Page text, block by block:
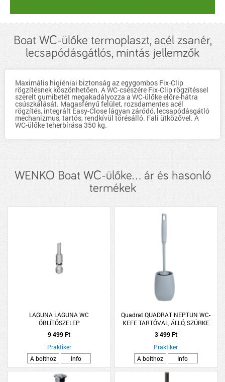
Boat WC-ülőke termoplaszt, acél zsanér,
lecsapódásgátlós, mintás jellemzők
Maximális higiéniai biztonság az egygombos Fix-Clip
rögzítésnek köszönhetően. A WC-csészére Fix-Clip rögzítéssel
szerelt gumibetét megakadályozza a WC-ülőke előre-hátra
csúszkálását. Magasfényű felület, rozsdamentes acél
rögzítés, integrált Easy-Close lágyan záródó, lecsapódásgátló
mechanizmus, tartós, rendkívül törésálló. Fali ütközővel. A
WC-ülőke teherbírása 350 kg.
WENKO Boat WC-ülőke... ár és hasonló
termékek
LAGUNA LAGUNA WC
ÖBLÍTŐSZELEP
9 499 Ft
Praktiker
A bolthoz
Info
Quadrat QUADRAT NEPTUN WC-
KEFE TARTÓVAL, ÁLLÓ, SZÜRKE
SZILIKON 10X11X43CM
3 499 Ft
Praktiker
A bolthoz
Info